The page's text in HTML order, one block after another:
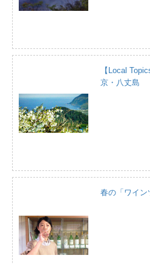
【Local
京・八丈島
春の「ワイン